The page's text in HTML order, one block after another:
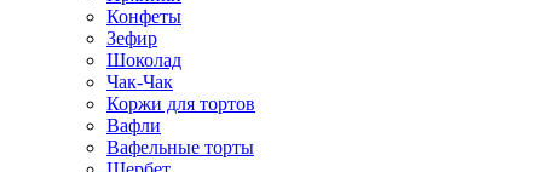
Конфеты
Зефир
Шоколад
Чак-Чак
Коржи для тортов
Вафли
Вафельные торты